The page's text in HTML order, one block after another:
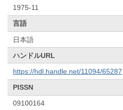
1975-11
言語
日本語
ハンドルURL
https://hdl.handle.net/11094/65287
PISSN
09100164